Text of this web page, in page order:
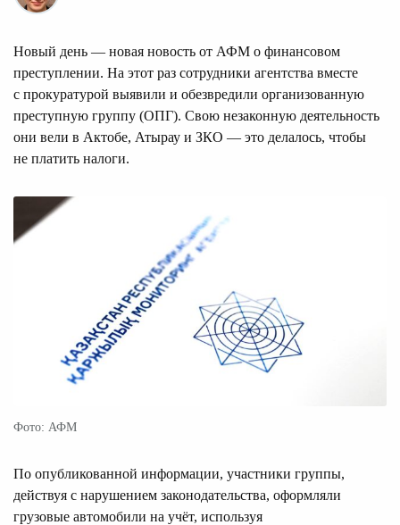
Новый день — новая новость от АФМ о финансовом
преступлении. На этот раз сотрудники агентства вместе
с прокуратурой выявили и обезвредили организованную
преступную группу (ОПГ). Свою незаконную деятельность
они вели в Актобе, Атырау и ЗКО — это делалось, чтобы
не платить налоги.
Фото: АФМ
По опубликованной информации, участники группы,
действуя с нарушением законодательства, оформляли
грузовые автомобили на учёт, используя